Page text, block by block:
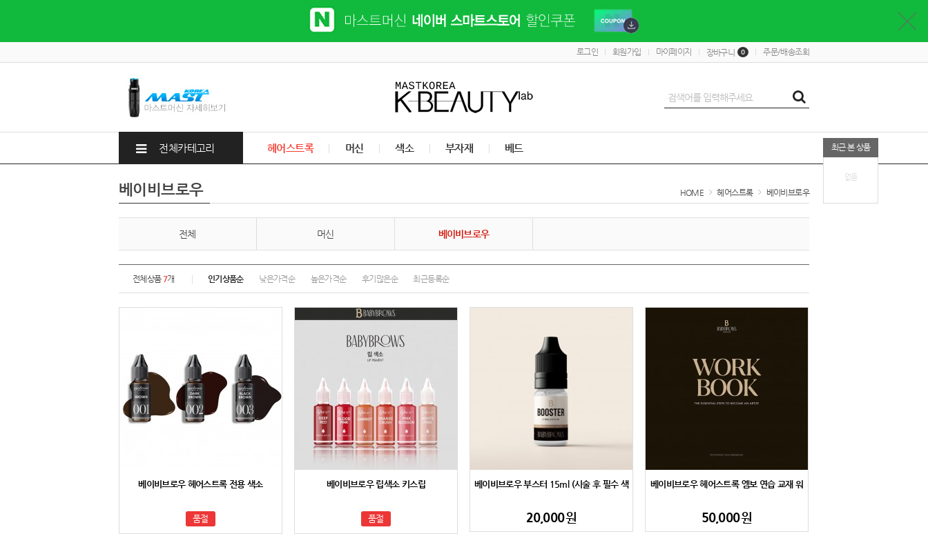
로그인 회원가입 마이페이지 장바구니 0 주문/배송조회
전체카테고리 헤어스트록 머신 색소 부자재 베드 최근 본 상품
없음
베이비브로우 HOME 헤어스트록 베이비브로우
전체 머신 베이비브로우
전체상품7개 인기상품순 낮은가격순 높은가격순 후기많은순 최근등록순
베이비브로우 헤어스트록 전용 색소
품절
베이비브로우 립색소 키스립
품절
베이비브로우 부스터 15ml (시술 후 필수 색
20,000원
베이비브로우 헤어스트록 엠보 연습 교재 워
50,000원